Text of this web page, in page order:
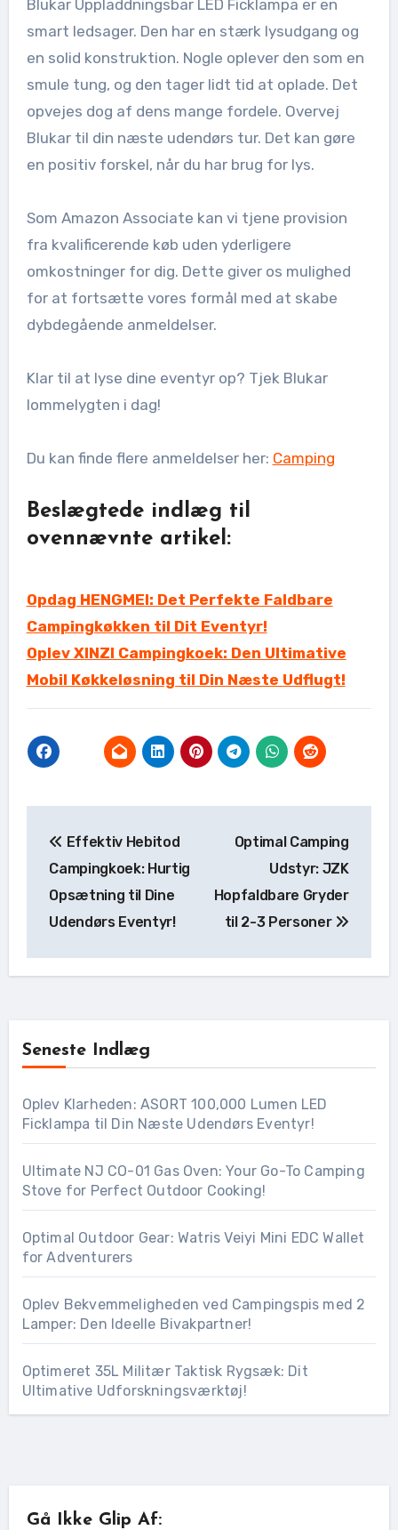
Blukar Uppladdningsbar LED Ficklampa er en
smart ledsager. Den har en stærk lysudgang og
en solid konstruktion. Nogle oplever den som en
smule tung, og den tager lidt tid at oplade. Det
opvejes dog af dens mange fordele. Overvej
Blukar til din næste udendørs tur. Det kan gøre
en positiv forskel, når du har brug for lys.
Som Amazon Associate kan vi tjene provision
fra kvalificerende køb uden yderligere
omkostninger for dig. Dette giver os mulighed
for at fortsætte vores formål med at skabe
dybdegående anmeldelser.
Klar til at lyse dine eventyr op? Tjek Blukar
lommelygten i dag!
Du kan finde flere anmeldelser her: Camping
Beslægtede indlæg til
ovennævnte artikel:
Opdag HENGMEI: Det Perfekte Faldbare
Campingkøkken til Dit Eventyr!
Oplev XINZI Campingkoek: Den Ultimative
Mobil Køkkeløsning til Din Næste Udflugt!
Effektiv Hebitod
Campingkoek: Hurtig
Opsætning til Dine
Udendørs Eventyr!
Optimal Camping
Udstyr: JZK
Hopfaldbare Gryder
til 2-3 Personer
Seneste Indlæg
Oplev Klarheden: ASORT 100,000 Lumen LED
Ficklampa til Din Næste Udendørs Eventyr!
Ultimate NJ CO-01 Gas Oven: Your Go-To Camping
Stove for Perfect Outdoor Cooking!
Optimal Outdoor Gear: Watris Veiyi Mini EDC Wallet
for Adventurers
Oplev Bekvemmeligheden ved Campingspis med 2
Lamper: Den Ideelle Bivakpartner!
Optimeret 35L Militær Taktisk Rygsæk: Dit
Ultimative Udforskningsværktøj!
Gå Ikke Glip Af: